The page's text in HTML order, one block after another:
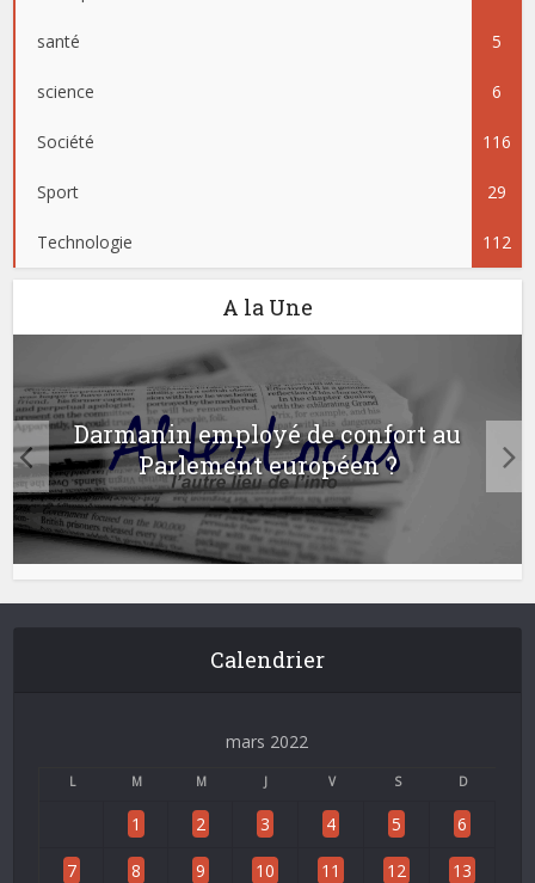
santé 5
science 6
Société 116
Sport 29
Technologie 112
A la Une
Darmanin employé de confort au
Parlement européen ?
Calendrier
mars 2022
L M M J V S D
1 2 3 4 5 6
7 8 9 10 11 12 13